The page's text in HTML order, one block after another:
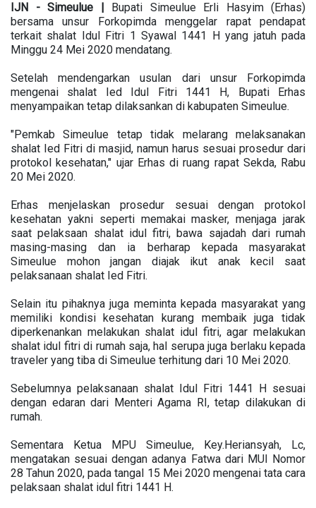
IJN - Simeulue | Bupati Simeulue Erli Hasyim (Erhas)
bersama unsur Forkopimda menggelar rapat pendapat
terkait shalat Idul Fitri 1 Syawal 1441 H yang jatuh pada
Minggu 24 Mei 2020 mendatang.
Setelah mendengarkan usulan dari unsur Forkopimda
mengenai shalat Ied Idul Fitri 1441 H, Bupati Erhas
menyampaikan tetap dilaksankan di kabupaten Simeulue.
"Pemkab Simeulue tetap tidak melarang melaksanakan
shalat Ied Fitri di masjid, namun harus sesuai prosedur dari
protokol kesehatan," ujar Erhas di ruang rapat Sekda, Rabu
20 Mei 2020.
Erhas menjelaskan prosedur sesuai dengan protokol
kesehatan yakni seperti memakai masker, menjaga jarak
saat pelaksaan shalat idul fitri, bawa sajadah dari rumah
masing-masing dan ia berharap kepada masyarakat
Simeulue mohon jangan diajak ikut anak kecil saat
pelaksanaan shalat Ied Fitri.
Selain itu pihaknya juga meminta kepada masyarakat yang
memiliki kondisi kesehatan kurang membaik juga tidak
diperkenankan melakukan shalat idul fitri, agar melakukan
shalat idul fitri di rumah saja, hal serupa juga berlaku kepada
traveler yang tiba di Simeulue terhitung dari 10 Mei 2020.
Sebelumnya pelaksanaan shalat Idul Fitri 1441 H sesuai
dengan edaran dari Menteri Agama RI, tetap dilakukan di
rumah.
Sementara Ketua MPU Simeulue, Key.Heriansyah, Lc,
mengatakan sesuai dengan adanya Fatwa dari MUI Nomor
28 Tahun 2020, pada tangal 15 Mei 2020 mengenai tata cara
pelaksaan shalat idul fitri 1441 H.